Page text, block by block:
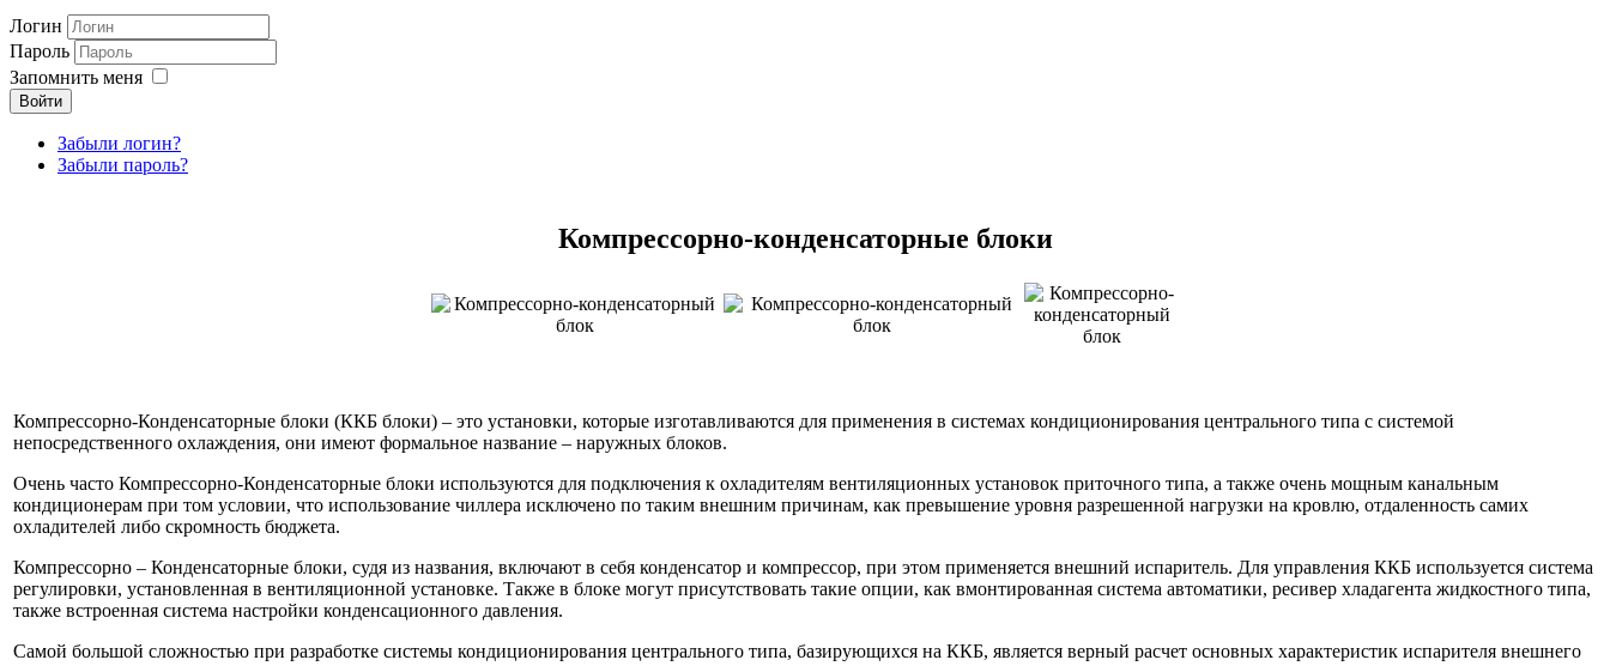
Логин
Пароль
Запомнить меня
Войти
Забыли логин?
Забыли пароль?
Компрессорно-конденсаторные блоки
Компрессорно-Конденсаторные блоки (ККБ блоки) – это установки, которые изготавливаются для применения в системах кондиционирования центрального типа с системой
непосредственного охлаждения, они имеют формальное название – наружных блоков.
Очень часто Компрессорно-Конденсаторные блоки используются для подключения к охладителям вентиляционных установок приточного типа, а также очень мощным канальным
кондиционерам при том условии, что использование чиллера исключено по таким внешним причинам, как превышение уровня разрешенной нагрузки на кровлю, отдаленность самих
охладителей либо скромность бюджета.
Компрессорно – Конденсаторные блоки, судя из названия, включают в себя конденсатор и компрессор, при этом применяется внешний испаритель. Для управления ККБ используется система
регулировки, установленная в вентиляционной установке. Также в блоке могут присутствовать такие опции, как вмонтированная система автоматики, ресивер хладагента жидкостного типа,
также встроенная система настройки конденсационного давления.
Самой большой сложностью при разработке системы кондиционирования центрального типа, базирующихся на ККБ, является верный расчет основных характеристик испарителя внешнего